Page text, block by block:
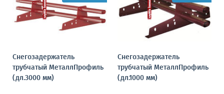
Снегозадержатель
трубчатый МеталлПрофиль
(дл.3000 мм)
Снегозадержатель
трубчатый МеталлПрофиль
(дл.1000 мм)